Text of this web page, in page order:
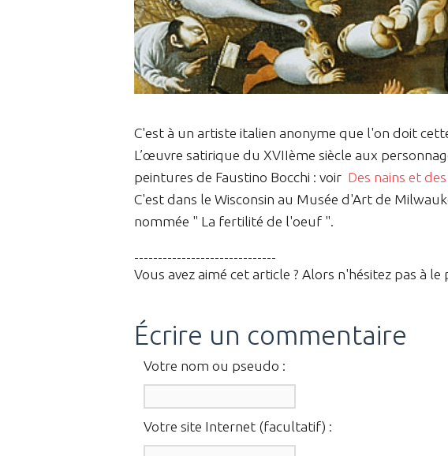
C'est à un artiste italien anonyme que l'on doit
L’œuvre satirique du XVIIème siècle aux
peintures de Faustino Bocchi : voir Des nains et
C'est dans le Wisconsin au Musée d'Art de
nommée " La fertilité de l'oeuf ".
------------------------------
Vous avez aimé cet article ? Alors n'hésitez pas à
Écrire un commentaire
Votre nom ou pseudo :
Votre site Internet (facultatif) :